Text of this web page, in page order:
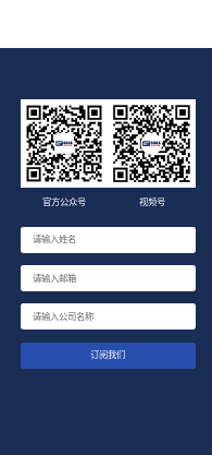
官方公众号 视频号
订阅我们